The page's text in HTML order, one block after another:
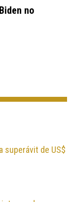
no
superávit de US$